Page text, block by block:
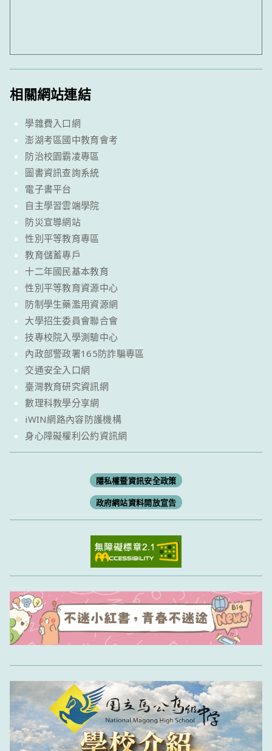
相關網站連結
學雜費入口網
澎湖考區國中教育會考
防治校園霸凌專區
圖書資訊查詢系統
電子書平台
自主學習雲端學院
防災宣導網站
性別平等教育專區
教育儲蓄專戶
十二年國民基本教育
性別平等教育資源中心
防制學生藥濫用資源網
大學招生委員會聯合會
技專校院入學測驗中心
內政部警政署165防詐騙專區
交通安全入口網
臺灣教育研究資訊網
數理科教學分享網
iWIN網路內容防護機構
身心障礙權利公約資訊網
隱私權暨資訊安全政策
政府網站資料開放宣告